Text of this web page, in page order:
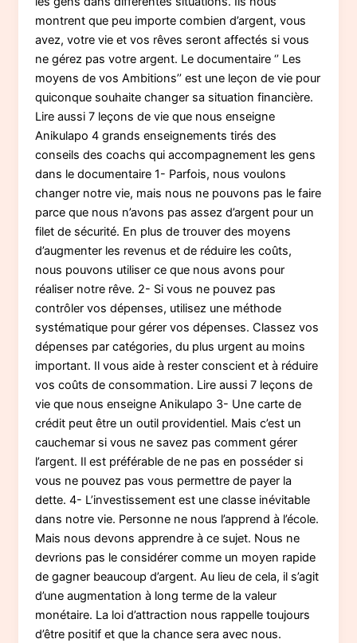
montrent que peu importe combien d’argent, vous
avez, votre vie et vos rêves seront affectés si vous
ne gérez pas votre argent. Le documentaire ‘’ Les
moyens de vos Ambitions’’ est une leçon de vie pour
quiconque souhaite changer sa situation financière.
Lire aussi 7 leçons de vie que nous enseigne
Anikulapo 4 grands enseignements tirés des
conseils des coachs qui accompagnement les gens
dans le documentaire 1- Parfois, nous voulons
changer notre vie, mais nous ne pouvons pas le faire
parce que nous n’avons pas assez d’argent pour un
filet de sécurité. En plus de trouver des moyens
d’augmenter les revenus et de réduire les coûts,
nous pouvons utiliser ce que nous avons pour
réaliser notre rêve. 2- Si vous ne pouvez pas
contrôler vos dépenses, utilisez une méthode
systématique pour gérer vos dépenses. Classez vos
dépenses par catégories, du plus urgent au moins
important. Il vous aide à rester conscient et à réduire
vos coûts de consommation. Lire aussi 7 leçons de
vie que nous enseigne Anikulapo 3- Une carte de
crédit peut être un outil providentiel. Mais c’est un
cauchemar si vous ne savez pas comment gérer
l’argent. Il est préférable de ne pas en posséder si
vous ne pouvez pas vous permettre de payer la
dette. 4- L’investissement est une classe inévitable
dans notre vie. Personne ne nous l’apprend à l’école.
Mais nous devons apprendre à ce sujet. Nous ne
devrions pas le considérer comme un moyen rapide
de gagner beaucoup d’argent. Au lieu de cela, il s’agit
d’une augmentation à long terme de la valeur
monétaire. La loi d’attraction nous rappelle toujours
d’être positif et que la chance sera avec nous.